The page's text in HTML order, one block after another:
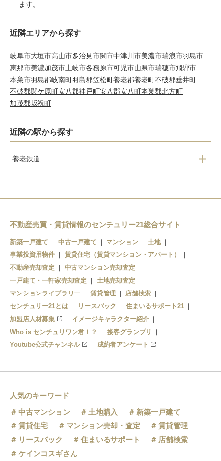
ます。
近隣エリアから探す
岐阜市大垣市高山市多治見市関市中津川市美濃市瑞浪市羽島市
恵那市美濃加茂市土岐市各務原市可児市山県市瑞穂市飛騨市
本巣市羽島郡岐南町羽島郡笠松町養老郡養老町不破郡垂井町
不破郡関ケ原町安八郡神戸町安八郡安八町本巣郡北方町
加茂郡坂祝町
近隣の駅から探す
養老鉄道
北池野駅
池野駅
不動産売買・賃貸情報のセンチュリー21総合サイト
新築一戸建て 中古一戸建て マンション
土地
事業投資用物件
賃貸住宅（賃貸マンション・アパート）
不動産売却査定
中古マンション売却査定
一戸建て・一軒家売却査定
土地売却査定
マンションライブラリー
賃貸管理
店舗検索
センチュリー21とは
リースバック
住まいるサポート21
加盟店人材募集
イメージキャラクター紹介
Who is センチュリワン君！？
接客グランプリ
Youtube公式チャンネル
成約者アンケート
人気のキーワード
中古マンション
土地購入
新築一戸建て
賃貸住宅
マンション売却・査定
賃貸管理
リースバック
住まいるサポート
店舗検索
ケインコスギさん